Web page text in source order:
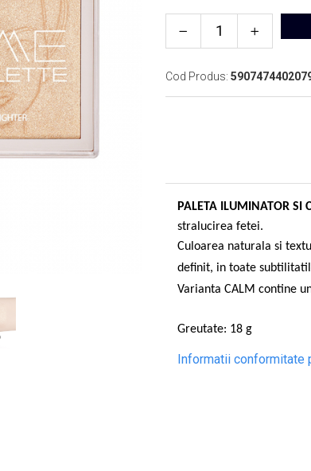
Cod Produs:
PALETA ILUMINATOR SI
stralucirea fetei.
Culoarea natural a si
definit, in toate subtilitati
Varianta CALM contine
Greutate: 18 g
Informatii conformitate